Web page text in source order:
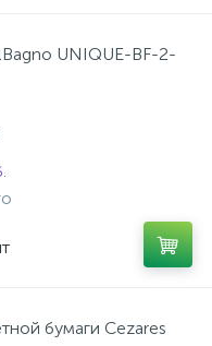
UNIQUE-BF-2-
бумаги Cezares